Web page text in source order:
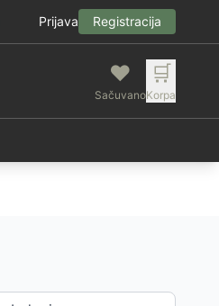
Prijava Registracija
❤️
Sačuvano
🛒
Korpa